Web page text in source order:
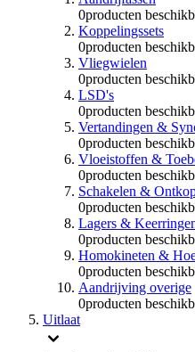
0producten
Koppelingssets
0producten
Vliegwielen
0producten
LSD's
0producten
Vertandingen &
0producten
Vloeistoffen &
0producten
Schakelen &
0producten
Lagers &
0producten
Homokineten &
0producten
Aandrijving overige
0producten
Uitlaat